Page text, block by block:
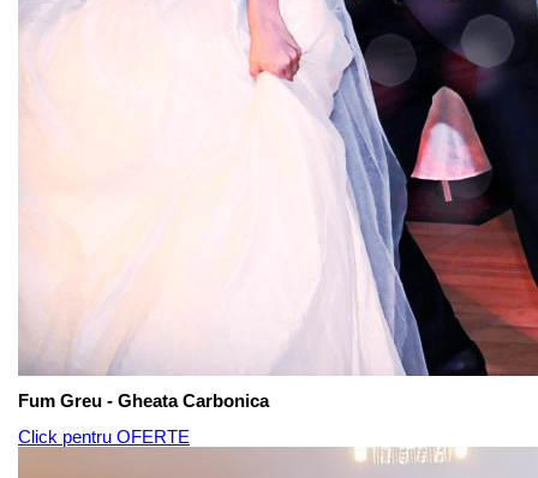
Fum Greu - Gheata Carbonica
Click pentru OFERTE